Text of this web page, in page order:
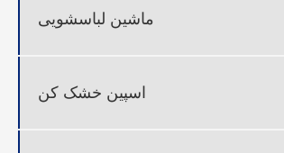
ماشین لباسشویی
اسپین خشک کن